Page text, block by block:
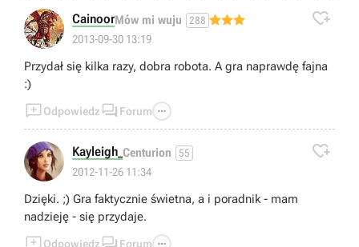
CainoorMów mi wuju 288
2013-09-30 13:19

Przydał się kilka razy, dobra robota. A gra naprawdę fajna
:)
Odpowiedz  Forum 
Kayleigh_ Centurion 55
2012-11-26 11:34

Dzięki. ;) Gra faktycznie świetna, a i poradnik - mam
nadzieję - się przydaje.
Odpowiedz Forum 